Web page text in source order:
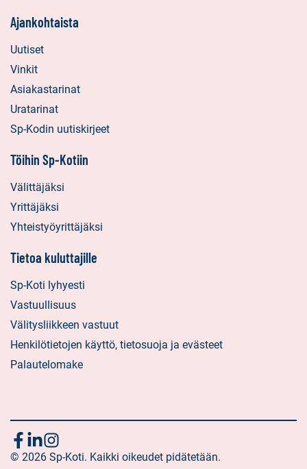
Ajankohtaista
Uutiset
Vinkit
Asiakastarinat
Uratarinat
Sp-Kodin uutiskirjeet
Töihin Sp-Kotiin
Välittäjäksi
Yrittäjäksi
Yhteistyöyrittäjäksi
Tietoa kuluttajille
Sp-Koti lyhyesti
Vastuullisuus
Välitysliikkeen vastuut
Henkilötietojen käyttö, tietosuoja ja evästeet
Palautelomake
Seuraa
Sosiaalinen
media:
Sosiaalinen
media:
Sosiaalinen
media:
© 2026 Sp-Koti. Kaikki oikeudet pidätetään.